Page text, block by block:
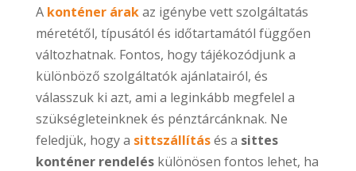
A konténer árakaz igénybe vett szolgáltatás
méretétől, típusától és időtartamától függően
változhatnak. Fontos, hogy tájékozódjunk a
különböző szolgáltatók ajánlatairól, és
válasszuk ki azt, ami a leginkább megfelel a
szükségleteinknek és pénztárcánknak. Ne
feledjük, hogy a sittszállításés a sittes
konténer rendeléskülönösen fontos lehet, ha